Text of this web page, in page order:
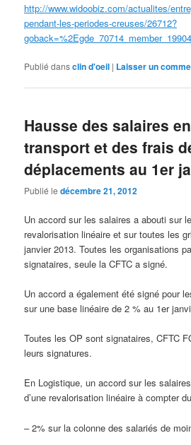
http://www.widoobiz.com/actualites/
pendant-les-periodes-creuses/26712?
Publié dansclin d'oeil | Laisser un
Hausse des salaires en
transport et des frais
déplacements au 1er
Publié ledécembre 21, 2012
Un accord sur les salaires a abouti sur
revalorisation linéaire et sur toutes les
janvier 2013. Toutes les organisations
signataires, seule la CFTC a signé.
Un accord a également été signé pour
sur une base linéaire de 2 % au 1er
Toutes les OP sont signataires, CFTC
leurs signatures.
En Logistique, un accord sur les
d’une revalorisation linéaire à compter
– 2% sur la colonne des salariés de